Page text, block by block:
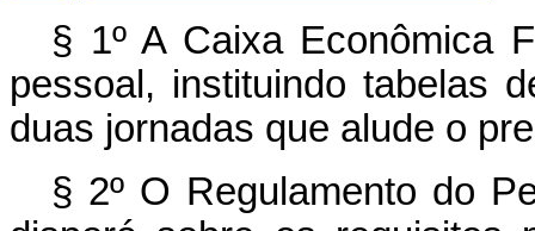
§ 1º A Caixa Econômica
pessoal, instituindo tabelas
duas jornadas que alude o
§ 2º O Regulamento do